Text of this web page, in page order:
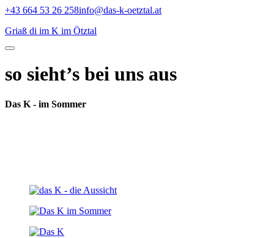
Skip
content
+43 664 53 26 258info@das-k-oetztal.at
Griaß di im K im Ötztal
so sieht’s bei uns aus
Das K - im Sommer